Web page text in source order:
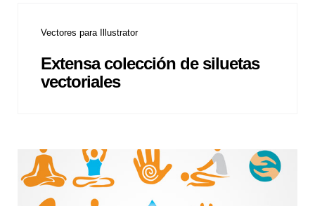
Vectores para Illustrator
Extensa colección de siluetas
vectoriales